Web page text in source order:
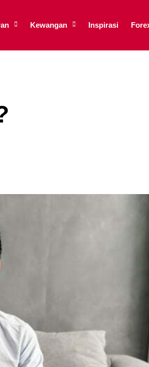
Kewangan Inspirasi